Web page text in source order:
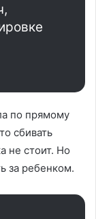
по прямому
сбивать
не стоит. Но
за ребенком.